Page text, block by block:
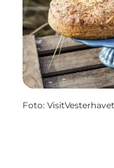
Foto: VisitVesterhavet